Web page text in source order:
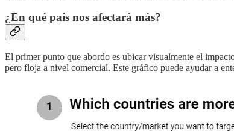
¿En qué país nos afectará más?
El primer punto que abordo es ubicar visualmente el
pero floja a nivel comercial. Este gráfico puede ayudar a